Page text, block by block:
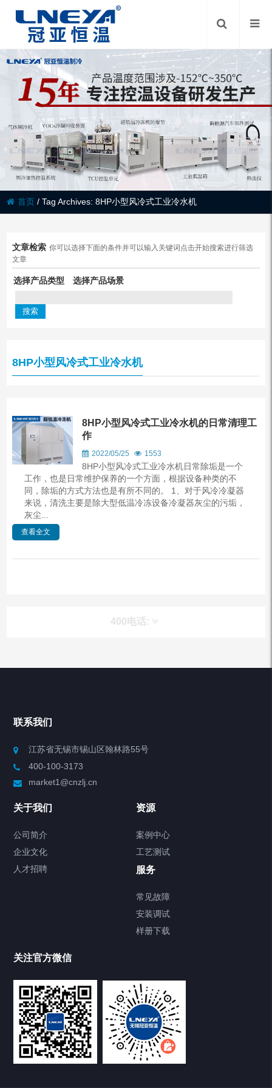
首页 /Tag Archives: 8HP小型风冷式工业冷水机
文章检索 你可以选择下面的条件并可以输入关键词点击开始搜索进行筛选
文章
选择产品类型 选择产品场景
8HP小型风冷式工业冷水机
8HP小型风冷式工业冷水机的日常清理工
作
2022/05/25 1553
8HP小型风冷式工业冷水机日常除垢是一个
工作，也是日常维护保养的一个方面，根据设备种类的不
同，除垢的方式方法也是有所不同的。 1、对于风冷冷凝器
来说，清洗主要是除大型低温冷冻设备冷凝器灰尘的污垢，
灰尘...
查看全文
400电话:
制冷加热动态控温系统
Chiller气体控温系统
Chamber试验箱
TCU温度控制单元
VOCs冷凝回收装置
联系我们
江苏省无锡市锡山区翰林路55号
400-100-3173
market1@cnzlj.cn
关于我们
公司简介
企业文化
人才招聘
资源
案例中心
工艺测试
服务
常见故障
安装调试
样册下载
关注官方微信